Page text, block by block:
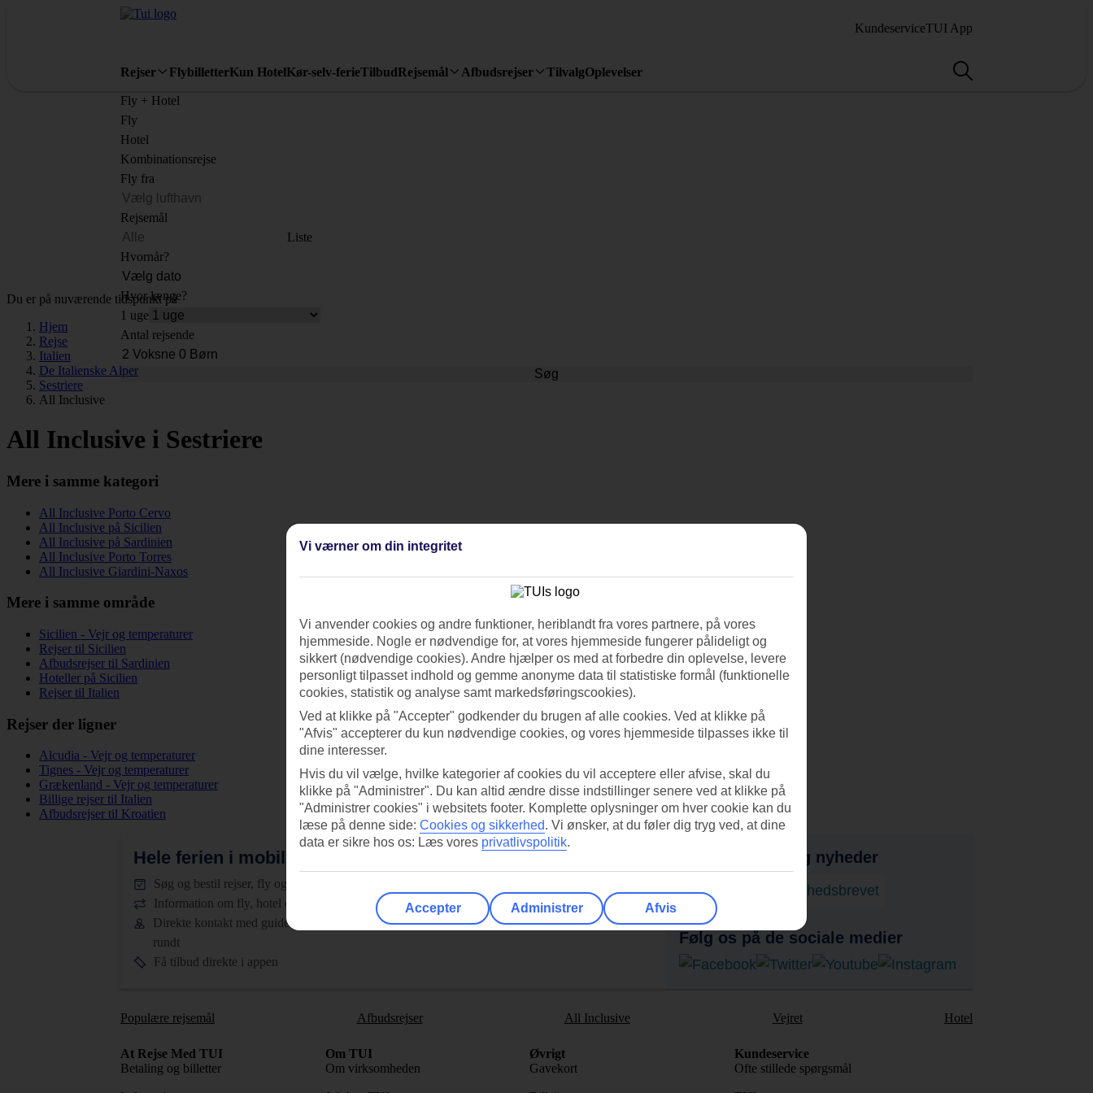
KundeserviceTUI App
Rejser FlybilletterKun HotelKør-selv-ferieTilbudRejsemål Afbudsrejser TilvalgOplevelser
Fly + Hotel
Fly
Hotel
Kombinationsrejse
Fly fra
Rejsemål
Liste
Hvornår?
Hvor længe?
1 uge
Antal rejsende
Søg
Du er på nuværende tidspunkt på
Hjem
Rejse
Italien
De Italienske Alper
Sestriere
All Inclusive
All Inclusive i Sestriere
Mere i samme kategori
All Inclusive Porto Cervo
All Inclusive på Sicilien
All Inclusive på Sardinien
All Inclusive Porto Torres
All Inclusive Giardini-Naxos
Mere i samme område
Sicilien - Vejr og temperaturer
Rejser til Sicilien
Afbudsrejser til Sardinien
Hoteller på Sicilien
Rejser til Italien
Rejser der ligner
Alcudia - Vejr og temperaturer
Tignes - Vejr og temperaturer
Grækenland - Vejr og temperaturer
Billige rejser til Italien
Afbudsrejser til Kroatien
Hele ferien i mobilen.
Søg og bestil rejser, fly og hotel
Information om fly, hotel og transfer
Direkte kontakt med guiderne døgnet
rundt
Få tilbud direkte i appen
mobilkamera for at hente appen.
Få tilbud, tips og nyheder
Abonner på nyhedsbrevet
Følg os på de sociale medier
Populære rejsemål Afbudsrejser All Inclusive Vejret Hotel
At Rejse Med TUI
Betaling og billetter
Om TUI
Om virksomheden
Øvrigt
Gavekort
Kundeservice
Ofte stillede spørgsmål
Vi værner om din integritet
Vi anvender cookies og andre funktioner, heriblandt fra vores partnere, på vores
hjemmeside. Nogle er nødvendige for, at vores hjemmeside fungerer pålideligt og
sikkert (nødvendige cookies). Andre hjælper os med at forbedre din oplevelse, levere
personligt tilpasset indhold og gemme anonyme data til statistiske formål (funktionelle
cookies, statistik og analyse samt markedsføringscookies).
Ved at klikke på "Accepter" godkender du brugen af alle cookies. Ved at klikke på
"Afvis" accepterer du kun nødvendige cookies, og vores hjemmeside tilpasses ikke til
dine interesser.
Hvis du vil vælge, hvilke kategorier af cookies du vil acceptere eller afvise, skal du
klikke på "Administrer". Du kan altid ændre disse indstillinger senere ved at klikke på
"Administrer cookies" i websitets footer. Komplette oplysninger om hver cookie kan du
læse på denne side: Cookies og sikkerhed. Vi ønsker, at du føler dig tryg ved, at dine
data er sikre hos os: Læs vores privatlivspolitik.
Accepter Administrer Afvis